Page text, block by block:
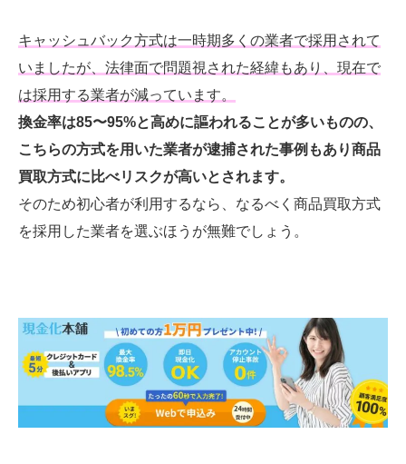
キャッシュバック方式は一時期多くの業者で採用されて
いましたが、法律面で問題視された経緯もあり、現在で
は採用する業者が減っています。
換金率は85〜95%と高めに謳われることが多いものの、
こちらの方式を用いた業者が逮捕された事例もあり商品
買取方式に比べリスクが高いとされます。
そのため初心者が利用するなら、なるべく商品買取方式
を採用した業者を選ぶほうが無難でしょう。